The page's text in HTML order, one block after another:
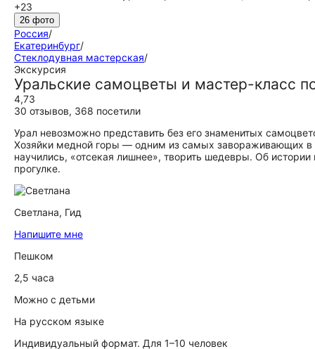
+23
26 фото
Россия/
Екатеринбург/
Стеклодувная мастерская/
Экскурсия
Уральские самоцветы и мастер-класс
4,73
30 отзывов, 368 посетили
Урал невозможно представить без его знаменитых
Хозяйки медной горы — одним из самых завораживающих в
научились, «отсекая лишнее», творить шедевры. Об
прогулке.
Светлана, Гид
Напишите мне
Пешком
2,5 часа
Можно с детьми
На русском языке
Индивидуальный формат. Для 1–10 человек